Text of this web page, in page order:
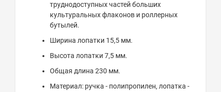
труднодоступных частей больших
культуральных флаконов и роллерных
бутылей.
Ширина лопатки 15,5 мм.
Высота лопатки 7,5 мм.
Общая длина 230 мм.
Материал: ручка - полипропилен, лопатка -